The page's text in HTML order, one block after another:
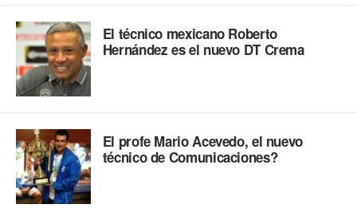
El técnico mexicano Roberto
Hernández es el nuevo DT Crema
El profe Mario Acevedo, el nuevo
técnico de Comunicaciones?